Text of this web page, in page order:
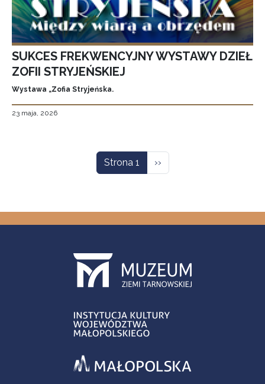
SUKCES FREKWENCYJNY WYSTAWY DZIEŁ
ZOFII STRYJEŃSKIEJ
Wystawa „Zofia Stryjeńska.
23 maja, 2026
Strona 1 Następna strona
››